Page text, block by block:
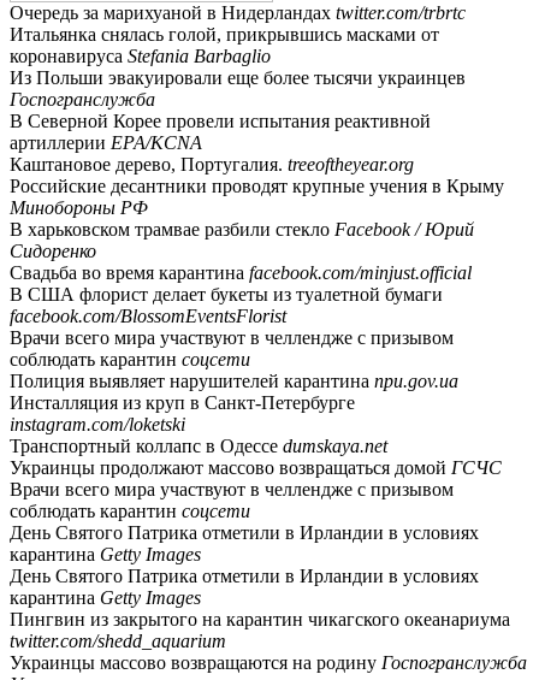
Очередь за марихуаной в Нидерландах twitter.com/trbrtc
Итальянка снялась голой, прикрывшись масками от
коронавируса Stefania Barbaglio
Из Польши эвакуировали еще более тысячи украинцев
Госпогранслужба
В Северной Корее провели испытания реактивной
артиллерии ЕРА/KCNA
Каштановое дерево, Португалия. treeoftheyear.org
Российские десантники проводят крупные учения в Крыму
Минобороны РФ
В харьковском трамвае разбили стекло Facebook / Юрий
Сидоренко
Свадьба во время карантина facebook.com/minjust.official
В США флорист делает букеты из туалетной бумаги
facebook.com/BlossomEventsFlorist
Врачи всего мира участвуют в челлендже с призывом
соблюдать карантин соцсети
Полиция выявляет нарушителей карантина npu.gov.ua
Инсталляция из круп в Санкт-Петербурге
instagram.com/loketski
Транспортный коллапс в Одессе dumskaya.net
Украинцы продолжают массово возвращаться домой ГСЧС
Врачи всего мира участвуют в челлендже с призывом
соблюдать карантин соцсети
День Святого Патрика отметили в Ирландии в условиях
карантина Getty Images
День Святого Патрика отметили в Ирландии в условиях
карантина Getty Images
Пингвин из закрытого на карантин чикагского океанариума
twitter.com/shedd_aquarium
Украинцы массово возвращаются на родину Госпогранслужба